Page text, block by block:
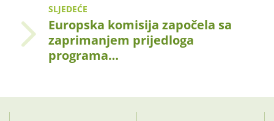
SLJEDEĆE
Europska komisija započela sa
zaprimanjem prijedloga
programa…